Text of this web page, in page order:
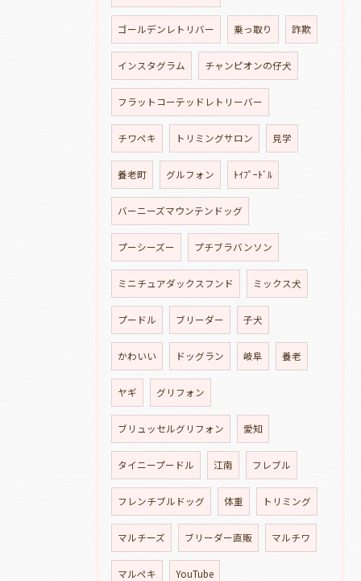
ゴールデンレトリバー 乗っ取り 詐欺
インスタグラム チャンピオンの仔犬
フラットコーテッドレトリーバー
チワペキ トリミングサロン 見学
養老町 グルフォン ﾄｲﾌﾟｰﾄﾞﾙ
バーニーズマウンテンドッグ
プーシーズー プチブラバンソン
ミニチュアダックスフンド ミックス犬
プードル ブリーダー 子犬
かわいい ドッグラン 岐阜 養老
ヤギ グリフォン
ブリュッセルグリフォン 愛知
タイニープードル 江南 フレブル
フレンチブルドッグ 体重 トリミング
マルチーズ ブリーダー直販 マルチワ
マルペキ YouTube